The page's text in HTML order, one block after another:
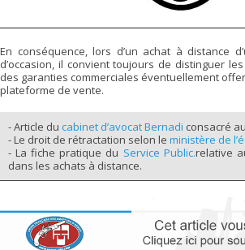
En conséquence, lors d’un achat à distance
d’occasion, il convient toujours de distinguer
des garanties commerciales éventuellement
plateforme de vente.
- Article du cabinet d’avocat Bernadi consacré
- Le droit de rétractation selon le ministère de
- La fiche pratique du Service Public.relative
dans les achats à distance.